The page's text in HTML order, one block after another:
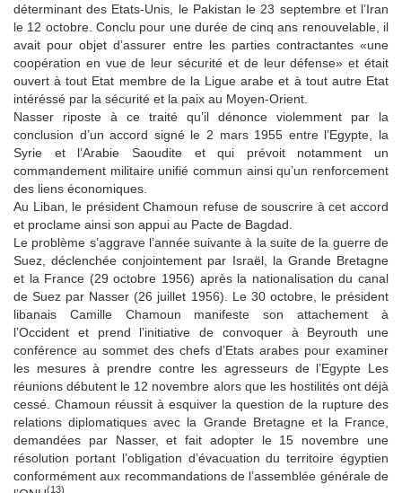
déterminant des Etats-Unis, le Pakistan le 23 septembre et l’Iran
le 12 octobre. Conclu pour une durée de cinq ans renouvelable, il
avait pour objet d’assurer entre les parties contractantes «une
coopération en vue de leur sécurité et de leur défense» et était
ouvert à tout Etat membre de la Ligue arabe et à tout autre Etat
intéréssé par la sécurité et la paix au Moyen-Orient.
Nasser riposte à ce traité qu’il dénonce violemment par la
conclusion d’un accord signé le 2 mars 1955 entre l’Egypte, la
Syrie et l’Arabie Saoudite et qui prévoit notamment un
commandement militaire unifié commun ainsi qu’un renforcement
des liens économiques.
Au Liban, le président Chamoun refuse de souscrire à cet accord
et proclame ainsi son appui au Pacte de Bagdad.
Le problème s’aggrave l’année suivante à la suite de la guerre de
Suez, déclenchée conjointement par Israël, la Grande Bretagne
et la France (29 octobre 1956) après la nationalisation du canal
de Suez par Nasser (26 juillet 1956). Le 30 octobre, le président
libanais Camille Chamoun manifeste son attachement à
l’Occident et prend l’initiative de convoquer à Beyrouth une
conférence au sommet des chefs d’Etats arabes pour examiner
les mesures à prendre contre les agresseurs de l’Egypte Les
réunions débutent le 12 novembre alors que les hostilités ont déjà
cessé. Chamoun réussit à esquiver la question de la rupture des
relations diplomatiques avec la Grande Bretagne et la France,
demandées par Nasser, et fait adopter le 15 novembre une
résolution portant l’obligation d’évacuation du territoire égyptien
conformément aux recommandations de l’assemblée générale de
(13)